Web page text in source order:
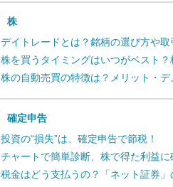
株
デイトレードとは？銘柄の選び方や取
株を買うタイミングはいつがベスト
株の自動売買の特徴は？メリット・
確定申告
投資の“損失”は、確定申告で節税！
チャートで簡単診断、株で得た利益に
税金はどう支払うの？「ネット証券